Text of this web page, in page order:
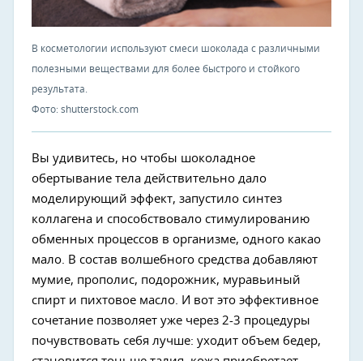
В косметологии используют смеси шоколада с различными
полезными веществами для более быстрого и стойкого
результата.
Фото: shutterstock.com
Вы удивитесь, но чтобы шоколадное
обертывание тела действительно дало
моделирующий эффект, запустило синтез
коллагена и способствовало стимулированию
обменных процессов в организме, одного какао
мало. В состав волшебного средства добавляют
мумие, прополис, подорожник, муравьиный
спирт и пихтовое масло. И вот это эффективное
сочетание позволяет уже через 2-3 процедуры
почувствовать себя лучше: уходит объем бедер,